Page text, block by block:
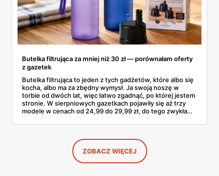
Butelka filtrująca za mniej niż 30 zł — porównałam oferty
z gazetek
Butelka filtrująca to jeden z tych gadżetów, które albo się
kocha, albo ma za zbędny wymysł. Ja swoją noszę w
torbie od dwóch lat, więc łatwo zgadnąć, po której jestem
stronie. W sierpniowych gazetkach pojawiły się aż trzy
modele w cenach od 24,99 do 29,99 zł, do tego zwykła
wszystkie oferty i policzyłam, kiedy taki zakup faktycznie
ZOBACZ WIĘCEJ